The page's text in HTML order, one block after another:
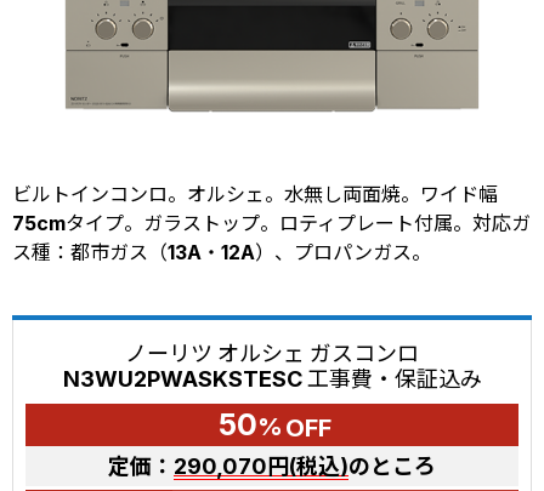
ビルトインコンロ。オルシェ。水無し両面焼。ワイド幅
75cmタイプ。ガラストップ。ロティプレート付属。対応ガ
ス種：都市ガス（13A・12A）、プロパンガス。
ノーリツ オルシェ ガスコンロ
N3WU2PWASKSTESC 工事費・保証込み
50% OFF
定価： 290,070円(税込)のところ